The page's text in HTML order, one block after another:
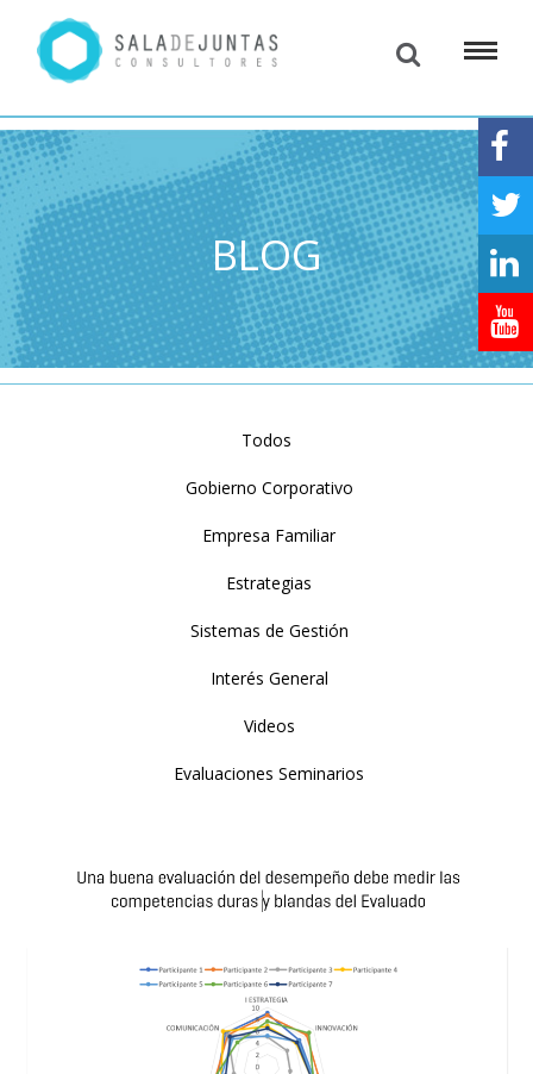
BLOG
Todos
Gobierno Corporativo
Empresa Familiar
Estrategias
Sistemas de Gestión
Interés General
Videos
Evaluaciones Seminarios